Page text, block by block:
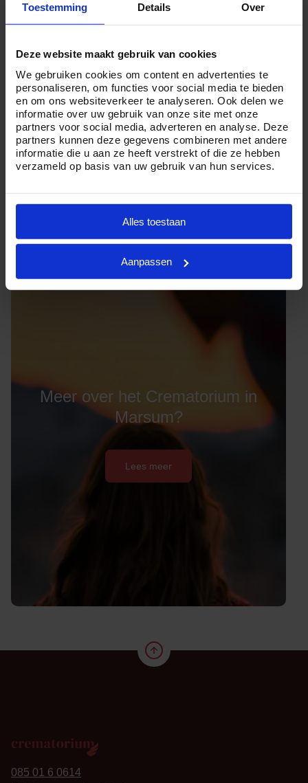
Toestemming Details Over
Deze website maakt gebruik van cookies
We gebruiken cookies om content en advertenties te
personaliseren, om functies voor social media te bieden
en om ons websiteverkeer te analyseren. Ook delen we
informatie over uw gebruik van onze site met onze
partners voor social media, adverteren en analyse. Deze
partners kunnen deze gegevens combineren met andere
informatie die u aan ze heeft verstrekt of die ze hebben
verzameld op basis van uw gebruik van hun services.
Alles toestaan
Aanpassen
professionele uitvaartleiders.
kiest voor een ingetogen of uitgebreide crematie in
Marsum, Crematorium24 is er voor u. Want wij zijn ervan
overtuigd dat iedereen een persoonlijk en waardig
afscheid verdient.
Heeft u vragen over dekosten van een crematiein
Marsum of wilt u graag meer informatie ontvangen?
Meer over het Crematorium in
Marsum?
Lees meer
085 01 6 0614